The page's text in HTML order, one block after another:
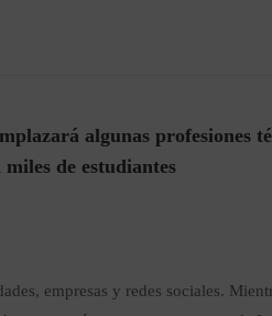
algunas profesiones
de estudiantes
empresas y redes sociales.